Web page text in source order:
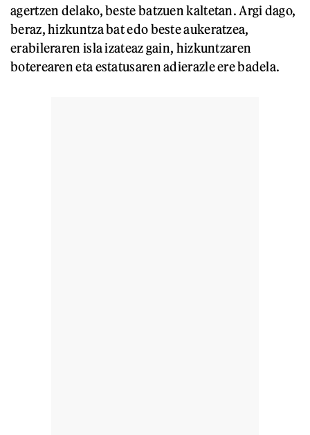
agertzen delako, beste batzuen kaltetan. Argi dago,
beraz, hizkuntza bat edo beste aukeratzea,
erabileraren isla izateaz gain, hizkuntzaren
boterearen eta estatusaren adierazle ere badela.